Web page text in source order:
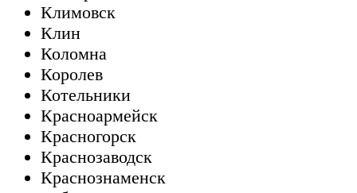
Климовск
Клин
Коломна
Королев
Котельники
Красноармейск
Красногорск
Краснозаводск
Краснознаменск